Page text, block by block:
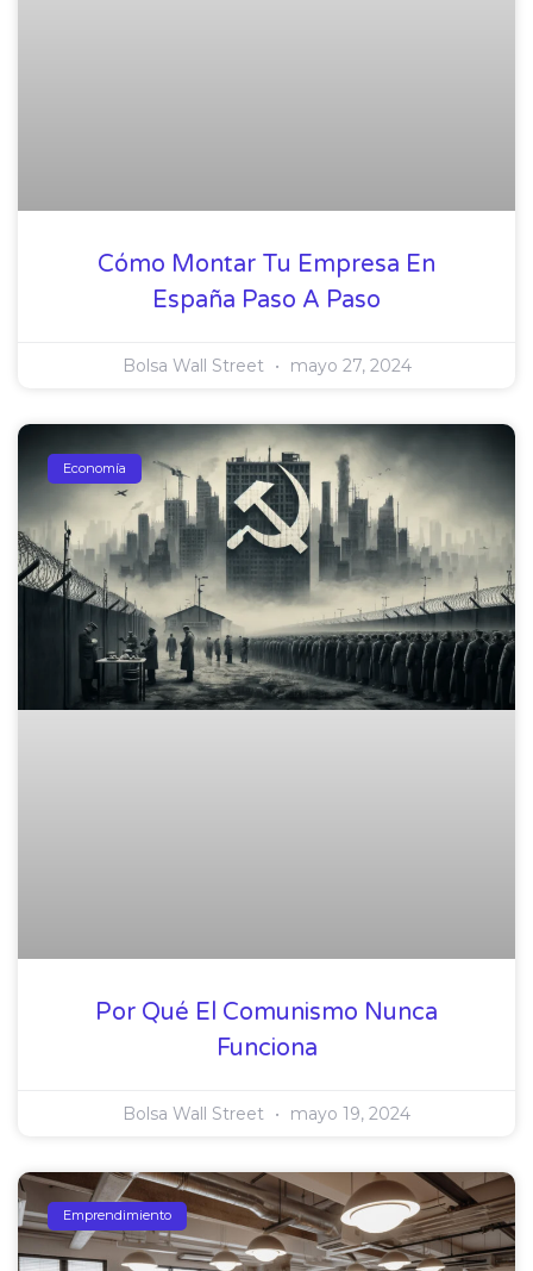
Cómo Montar Tu Empresa En
España Paso A Paso
Bolsa Wall Street mayo 27, 2024
Economía
Por Qué El Comunismo Nunca
Funciona
Bolsa Wall Street mayo 19, 2024
Emprendimiento